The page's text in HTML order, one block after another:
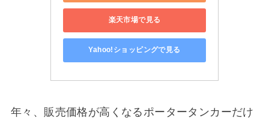
楽天市場で見る
Yahoo!ショッピングで見る
年々、販売価格が高くなるポータータンカーだけ